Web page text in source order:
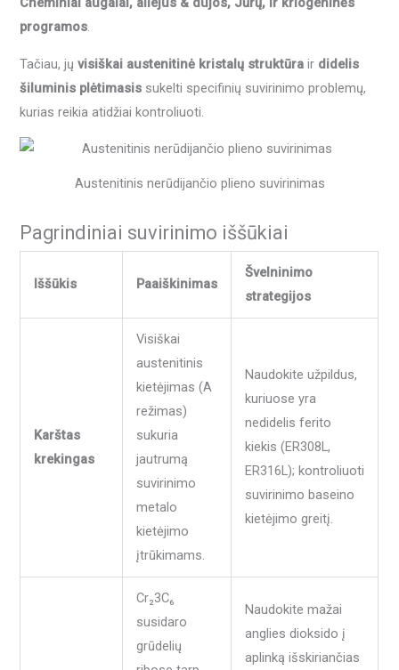
programos.
Tačiau, jųvisiškai austenitinė kristalų struktūra ir didelis
šiluminis plėtimasis sukelti specifinių suvirinimo problemų,
kurias reikia atidžiai kontroliuoti.
Austenitinis nerūdijančio plieno suvirinimas
Pagrindiniai suvirinimo iššūkiai
Iššūkis Paaiškinimas
Švelninimo
strategijos
Karštas
krekingas
Visiškai
austenitinis
kietėjimas (A
režimas)
sukuria
jautrumą
suvirinimo
metalo
kietėjimo
įtrūkimams.
Naudokite užpildus,
kuriuose yra
nedidelis ferito
kiekis (ER308L,
ER316L); kontroliuoti
suvirinimo baseino
kietėjimo greitį.
Cr₂3C₆
susidaro
grūdelių
Naudokite mažai
anglies dioksido į
aplinką išskiriančias